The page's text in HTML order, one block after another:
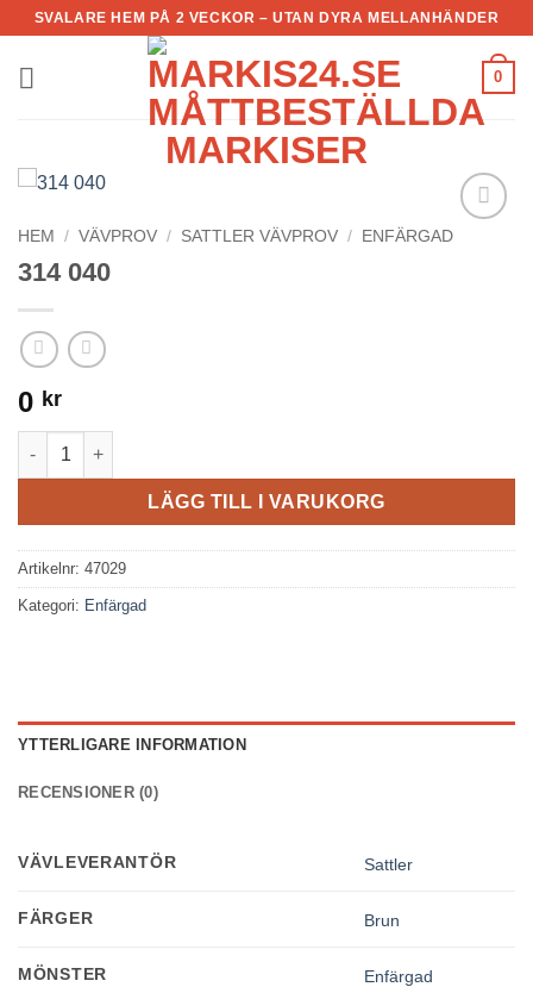
Skip
content
SVALARE HEM PÅ 2 VECKOR – UTAN DYRA MELLANHÄNDER
0
Add to
HEM / VÄVPROV / SATTLER VÄVPROV / ENFÄRGAD
314 040
0 kr
314 040 mängd
LÄGG TILL I VARUKORG
Artikelnr: 47029
Kategori: Enfärgad
YTTERLIGARE INFORMATION
RECENSIONER (0)
VÄVLEVERANTÖR Sattler
FÄRGER Brun
MÖNSTER Enfärgad